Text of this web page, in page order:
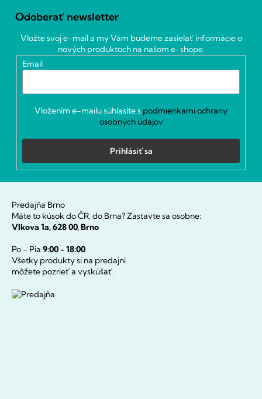
Odoberať newsletter
Vložte svoj e-mail a my Vám budeme zasielať informácie o
nových produktoch na našom e-shope.
Email
Vložením e-mailu súhlasíte s podmienkami ochrany
osobných údajov
Prihlásiť sa
Predajňa Brno
Máte to kúsok do ČR, do Brna? Zastavte sa osobne:
Vlkova 1a, 628 00, Brno
Po - Pia 9:00 - 18:00
Všetky produkty si na predajni
môžete pozrieť a vyskúšať.